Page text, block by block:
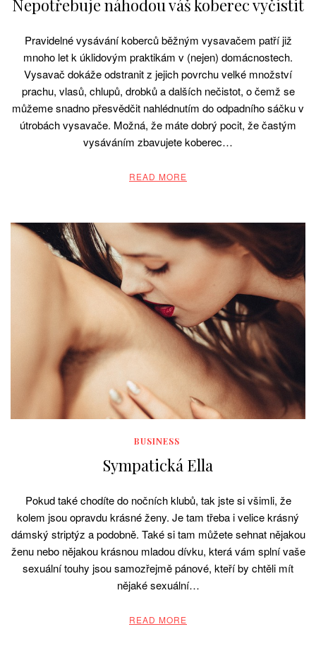
Nepotřebuje náhodou váš koberec vyčistit
Pravidelné vysávání koberců běžným vysavačem patří již
mnoho let k úklidovým praktikám v (nejen) domácnostech.
Vysavač dokáže odstranit z jejich povrchu velké množství
prachu, vlasů, chlupů, drobků a dalších nečistot, o čemž se
můžeme snadno přesvědčit nahlédnutím do odpadního sáčku v
útrobách vysavače. Možná, že máte dobrý pocit, že častým
vysáváním zbavujete koberec…
READ MORE
BUSINESS
Sympatická Ella
Pokud také chodíte do nočních klubů, tak jste si všimli, že
kolem jsou opravdu krásné ženy. Je tam třeba i velice krásný
dámský striptýz a podobně. Také si tam můžete sehnat nějakou
ženu nebo nějakou krásnou mladou dívku, která vám splní vaše
sexuální touhy jsou samozřejmě pánové, kteří by chtěli mít
nějaké sexuální…
READ MORE